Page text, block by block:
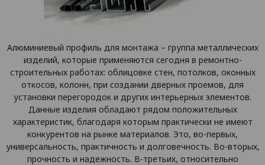
Алюминиевый профиль для монтажа – группа металлических
изделий, которые применяются сегодня в ремонтно-
строительных работах: облицовке стен, потолков, оконных
откосов, колонн, при создании дверных проемов, для
установки перегородок и других интерьерных элементов.
Данные изделия обладают рядом положительных
характеристик, благодаря которым практически не имеют
конкурентов на рынке материалов. Это, во-первых,
универсальность, практичность и долговечность. Во-вторых,
прочность и надежность. В-третьих, относительно